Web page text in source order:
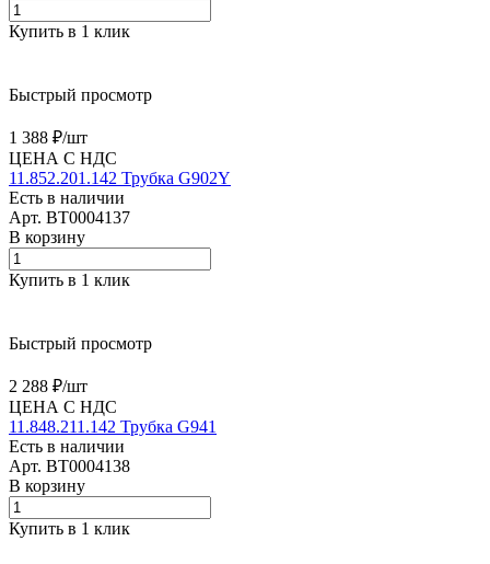
Купить в 1 клик
Быстрый просмотр
1 388 ₽/шт
ЦЕНА С НДС
11.852.201.142 Трубка G902Y
Есть в наличии
Арт. BT0004137
В корзину
Купить в 1 клик
Быстрый просмотр
2 288 ₽/шт
ЦЕНА С НДС
11.848.211.142 Трубка G941
Есть в наличии
Арт. BT0004138
В корзину
Купить в 1 клик